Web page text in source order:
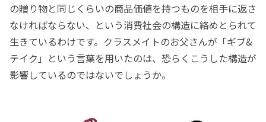
の贈り物と同じくらいの商品価値を持つものを相手に返さ
なければならない、という消費社会の構造に絡めとられて
生きているわけです。クラスメイトのお父さんが「ギブ&
テイク」という言葉を用いたのは、恐らくこうした構造が
影響しているのではないでしょうか。